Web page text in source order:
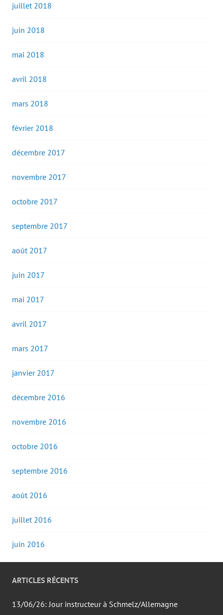
juillet 2018
juin 2018
mai 2018
avril 2018
mars 2018
février 2018
décembre 2017
novembre 2017
octobre 2017
septembre 2017
août 2017
juin 2017
mai 2017
avril 2017
mars 2017
janvier 2017
décembre 2016
novembre 2016
octobre 2016
septembre 2016
août 2016
juillet 2016
juin 2016
ARTICLES RÉCENTS
13/06/26: Jour instructeur à Schmelz/Allemagne